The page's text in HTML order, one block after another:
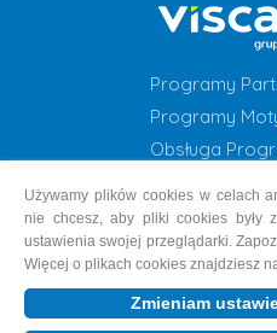
Programy
Programy
Obsługa
Copyright © 1999-2026 Grupa
870
Używamy plików cookies w celach
nie chcesz, aby pliki cookies były
ustawienia swojej przeglądarki.
Więcej o plikach cookies znajdziesz
Zmieniam